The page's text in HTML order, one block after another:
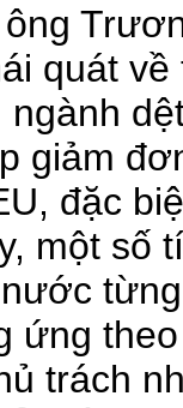
quát
giảm
đặc
một số
ứng
trách